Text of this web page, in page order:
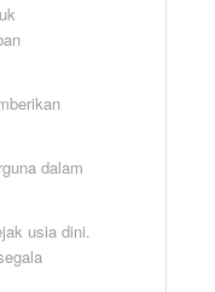
dalam
usia dini.